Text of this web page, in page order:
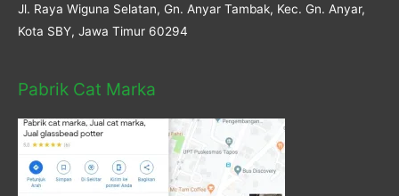
Jl. Raya Wiguna Selatan, Gn. Anyar Tambak, Kec. Gn. Anyar,
Kota SBY, Jawa Timur 60294
Pabrik Cat Marka